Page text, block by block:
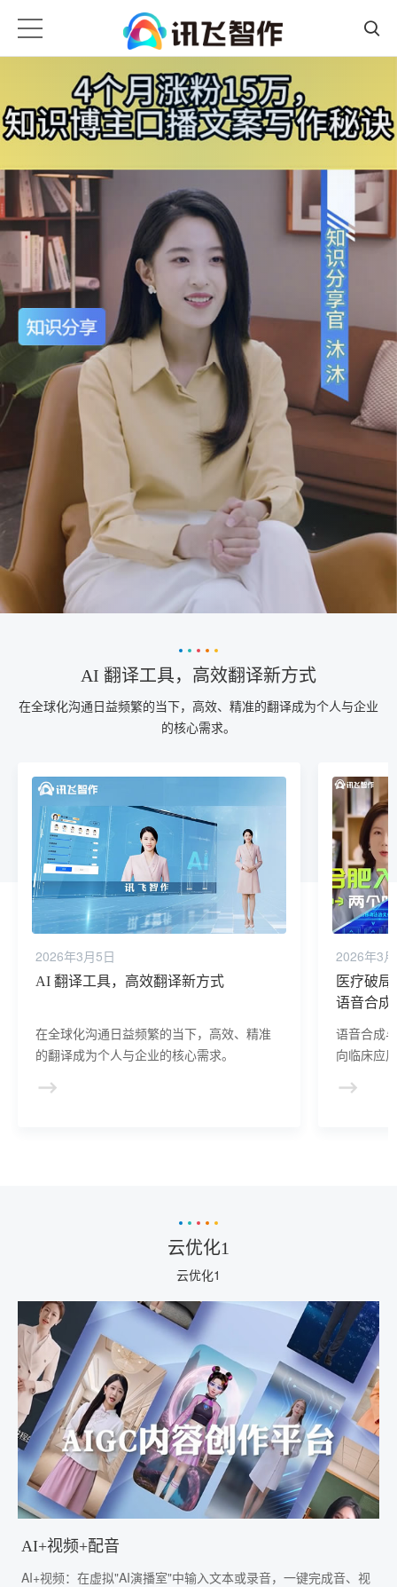
AI 翻译工具，高效翻译新方式
在全球化沟通日益频繁的当下，高效、精准的翻译成为个人与企业
的核心需求。
2026年3月5日
AI 翻译工具，高效翻译新方式
在全球化沟通日益频繁的当下，高效、精准
的翻译成为个人与企业的核心需求。
2026年3
医疗破
语音合成
语音合成
向临床应
技术的持
云优化1
云优化1
AI+视频+配音
AI+视频：在虚拟"AI演播室"中输入文本或录音，一键完成音、视